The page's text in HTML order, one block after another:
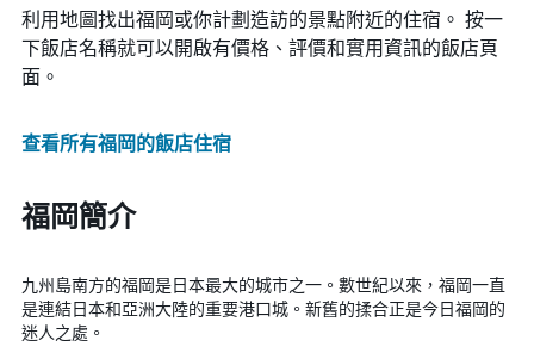
利用地圖找出福岡​​或你計劃造訪的景點附近的住宿。 按一
下飯店名稱就可以開啟有價格、評價和實用資訊的飯店頁
面。
查看所有福岡​的飯店住宿
福岡簡介
九州島南方的福岡是日本最大的城市之一。數世紀以來，福岡一直
是連結日本和亞洲大陸的重要港口城。新舊的揉合正是今日福岡的
迷人之處。